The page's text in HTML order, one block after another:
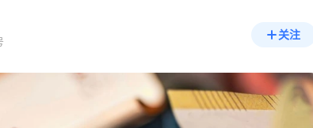
关注